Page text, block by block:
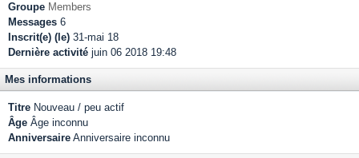
Groupe Members
Messages 6
Inscrit(e) (le) 31-mai 18
Dernière activité juin 06 2018 19:48
Mes informations
Titre Nouveau / peu actif
Âge Âge inconnu
Anniversaire Anniversaire inconnu